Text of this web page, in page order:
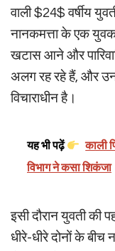
वाली$24$ वर्षीय
नानकमत्ता के एक
खटास आने और
अलग रह रहे हैं, और
विचाराधीन है।
यह भी पढ़ें
काली
विभाग ने कसा शिकंजा
इसी दौरान युवती
धीरे-धीरे दोनों के